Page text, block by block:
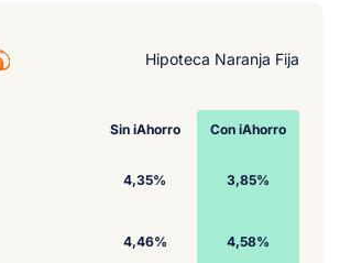
Hipoteca Naranja Fija
Sin iAhorro Con iAhorro
4,35% 3,85%
4,46% 4,58%